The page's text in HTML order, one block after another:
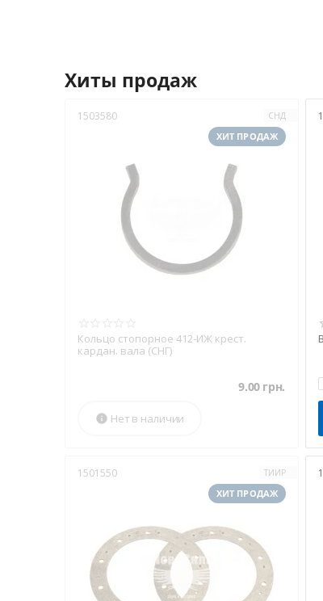
Хиты продаж
1503580
СНД
ХИТ ПРОДАЖ
Кольцо стопорное 412-ИЖ крест.
кардан. вала (СНГ)
9.00 грн.
Нет в наличии

1501550
ТИИР
ХИТ ПРОДАЖ